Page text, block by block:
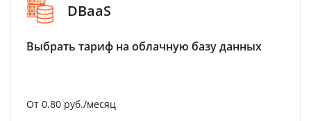
DBaaS
Выбрать тариф на облачную базу данных
От 0.80 руб./месяц